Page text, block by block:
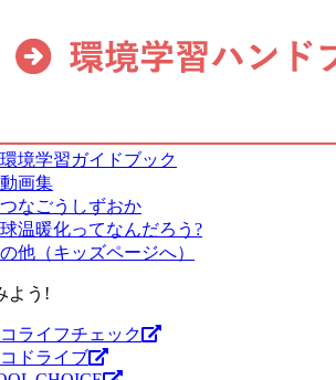
温暖化ってなんだろう?
他（キッズページへ）
よう!
ライフチェック
ドライブ